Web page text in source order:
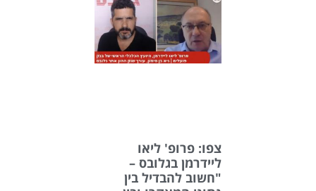
צפו: פרופ' ליאו
ליידרמן בגלובס –
"חשוב להבדיל בין